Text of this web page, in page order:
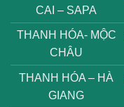
CAI – SAPA
THANH HÓA- MỘC
CHÂU
THANH HÓA – HÀ
GIANG